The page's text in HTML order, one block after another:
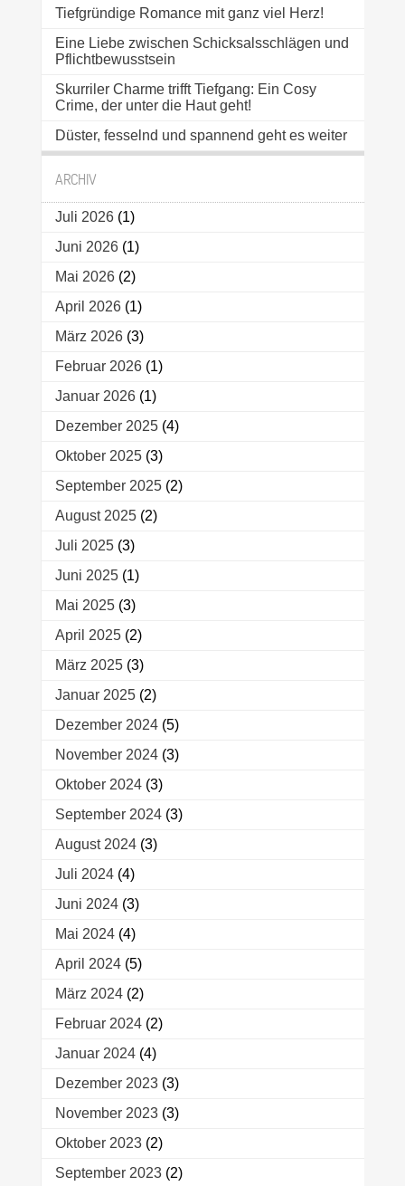
Tiefgründige Romance mit ganz viel Herz!
Eine Liebe zwischen Schicksalsschlägen und
Pflichtbewusstsein
Skurriler Charme trifft Tiefgang: Ein Cosy
Crime, der unter die Haut geht!
Düster, fesselnd und spannend geht es weiter
ARCHIV
Juli 2026(1)
Juni 2026(1)
Mai 2026(2)
April 2026(1)
März 2026(3)
Februar 2026(1)
Januar 2026(1)
Dezember 2025(4)
Oktober 2025(3)
September 2025(2)
August 2025(2)
Juli 2025(3)
Juni 2025(1)
Mai 2025(3)
April 2025(2)
März 2025(3)
Januar 2025(2)
Dezember 2024(5)
November 2024(3)
Oktober 2024(3)
September 2024(3)
August 2024(3)
Juli 2024(4)
Juni 2024(3)
Mai 2024(4)
April 2024(5)
März 2024(2)
Februar 2024(2)
Januar 2024(4)
Dezember 2023(3)
November 2023(3)
Oktober 2023(2)
September 2023(2)